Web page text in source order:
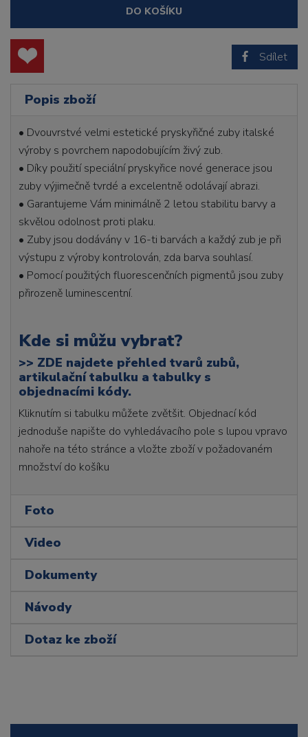
DO KOŠÍKU
Sdílet
Popis zboží
• Dvouvrstvé velmi estetické pryskyřičné zuby italské
výroby s povrchem napodobujícím živý zub.
• Díky použití speciální pryskyřice nové generace jsou
zuby výjimečně tvrdé a excelentně odolávají abrazi.
• Garantujeme Vám minimálně 2 letou stabilitu barvy a
skvělou odolnost proti plaku.
• Zuby jsou dodávány v 16-ti barvách a každý zub je při
výstupu z výroby kontrolován, zda barva souhlasí.
• Pomocí použitých fluorescenčních pigmentů jsou zuby
přirozeně luminescentní.
Kde si můžu vybrat?
>> ZDE najdete přehled tvarů zubů,
artikulační tabulku a tabulky s
objednacími kódy.
Kliknutím si tabulku můžete zvětšit. Objednací kód
jednoduše napište do vyhledávacího pole s lupou vpravo
nahoře na této stránce a vložte zboží v požadovaném
množství do košíku
Foto
Video
Dokumenty
Návody
Dotaz ke zboží